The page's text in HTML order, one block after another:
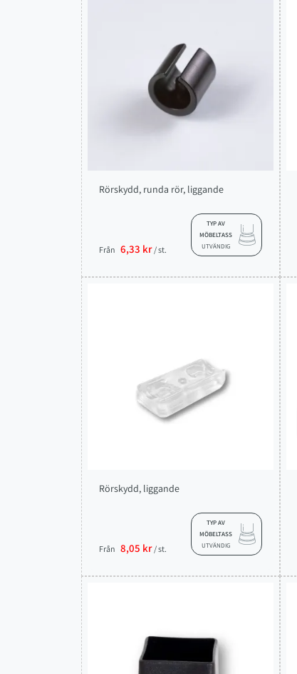
Rörskydd, runda rör, liggande
Från 6,33 kr / st.
TYP AV
MÖBELTASS
UTVÄNDIG
Rörskydd, liggande
Från 8,05 kr / st.
TYP AV
MÖBELTASS
UTVÄNDIG